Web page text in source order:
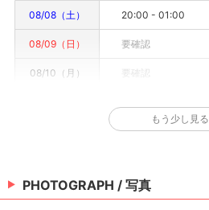
08/08（土） 20:00 - 01:00
08/09（日） 要確認
08/10（月） 要確認
要確認
08/14（金） 要確認
もう少し見る
PHOTOGRAPH / 写真